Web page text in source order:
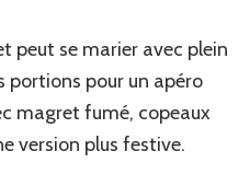
peut se marier avec plein
portions pour un apéro
magret fumé, copeaux
version plus festive.